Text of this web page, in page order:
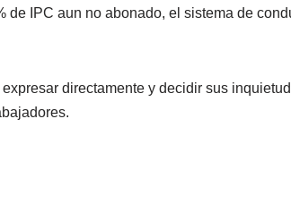
IPC aun no abonado, el sistema de
directamente y decidir sus